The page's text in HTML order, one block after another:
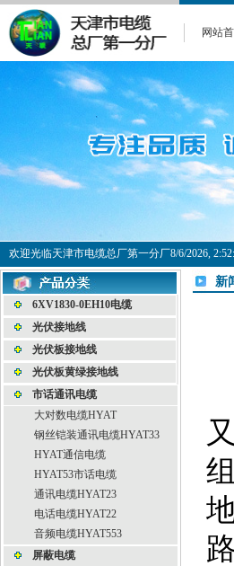
网站
欢迎光临天津市电缆总厂第一分厂8/6/2026,
6XV1830-0EH10电缆
光伏接地线
光伏板接地线
光伏板黄绿接地线
市话通讯电缆
大对数电缆HYAT
钢丝铠装通讯电缆HYAT33
HYAT通信电缆
HYAT53市话电缆
通讯电缆HYAT23
电话电缆HYAT22
音频电缆HYAT553
屏蔽电缆
新